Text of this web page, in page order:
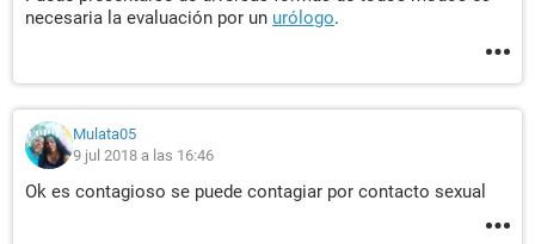
necesaria la evaluación por un urólogo.
Mulata05
9 jul 2018 a las 16:46
Ok es contagioso se puede contagiar por contacto sexual